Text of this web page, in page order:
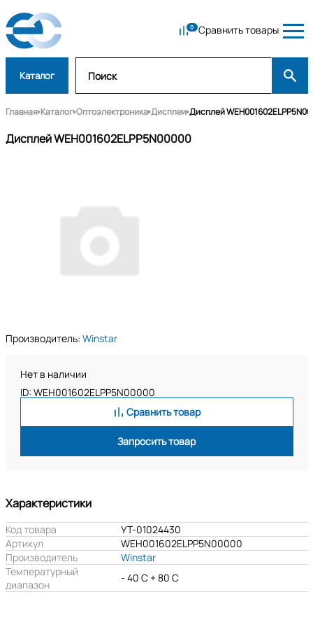
Сравнить товары
Каталог
Главная Каталог Оптоэлектроника Дисплеи Дисплей
Дисплей WEH001602ELPP5N00000
Производитель: Winstar
Нет в наличии
ID: WEH001602ELPP5N00000
Сравнить товар
Запросить товар
Характеристики
Код товара
УТ-01024430
Артикул
WEH001602ELPP5N00000
Производитель
Winstar
Температурный
диапазон
- 40 C + 80 C